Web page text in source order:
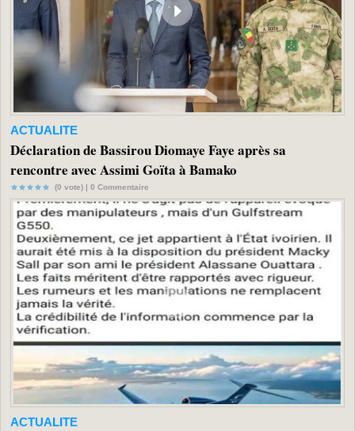
ACTUALITE
Déclaration de Bassirou Diomaye Faye après sa
rencontre avec Assimi Goïta à Bamako
(0 vote) | 0 Commentaire
ACTUALITE